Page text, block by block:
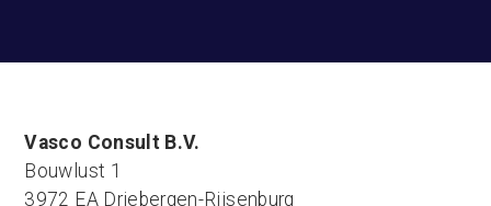
Vasco Consult B.V.
Bouwlust 1
3972 EA Driebergen-Rijsenburg